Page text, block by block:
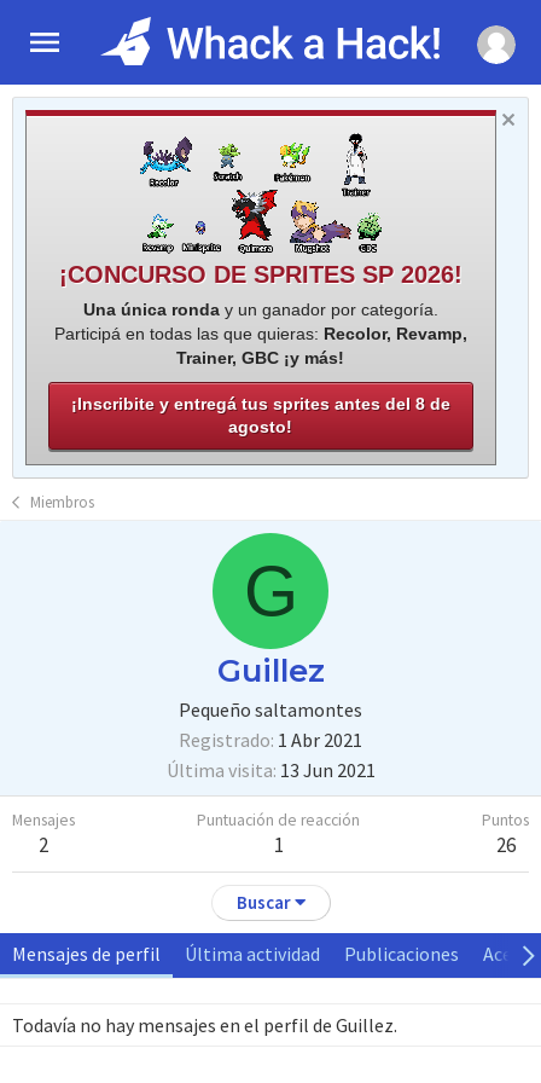
¡CONCURSO DE SPRITES SP 2026!
Una única ronday un ganador por categoría.
Participá en todas las que quieras: Recolor, Revamp,
Trainer, GBC ¡y más!
¡Inscribite y entregá tus sprites antes del 8 de
agosto!
Miembros
G
Guillez
Pequeño saltamontes
Registrado 1 Abr 2021
Última visita 13 Jun 2021
Mensajes
2
Puntuación de reacción
1
Puntos
26
Buscar
Mensajes de perfil Última actividad Publicaciones Acerca
Todavía no hay mensajes en el perfil de Guillez.